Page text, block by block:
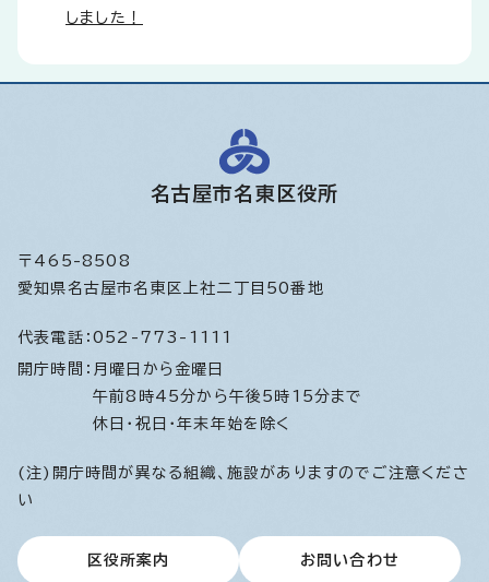
しました！
名古屋市名東区役所
〒465-8508
愛知県名古屋市名東区上社二丁目50番地
代表電話： 052-773-1111
開庁時間： 月曜日から金曜日
午前8時45分から午後5時15分まで
休日・祝日・年末年始を除く
(注)開庁時間が異なる組織、施設がありますのでご注意くださ
い
区役所案内 お問い合わせ